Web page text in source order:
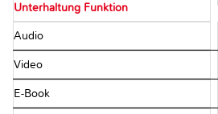
Unterhaltung Funktion
Audio
Video
E-Book